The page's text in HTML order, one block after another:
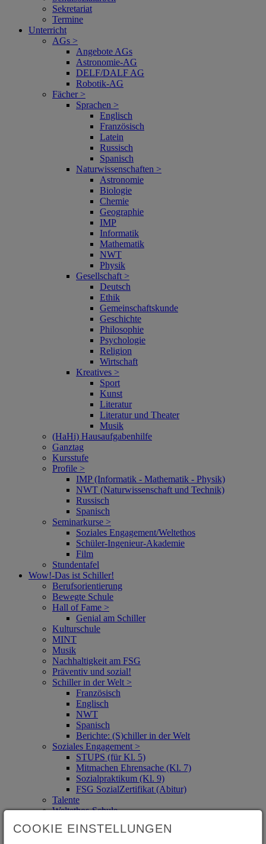
Sekretariat
Termine
Unterricht
AGs >
Angebote AGs
Astronomie-AG
DELF/DALF AG
Robotik-AG
Fächer >
Sprachen >
Englisch
Französisch
Latein
Russisch
Spanisch
Naturwissenschaften >
Astronomie
Biologie
Chemie
Geographie
IMP
Informatik
Mathematik
NWT
Physik
Gesellschaft >
Deutsch
Ethik
Gemeinschaftskunde
Geschichte
Philosophie
Psychologie
Religion
Wirtschaft
Kreatives >
Sport
Kunst
Literatur
Literatur und Theater
Musik
(HaHi) Hausaufgabenhilfe
Ganztag
Kursstufe
Profile >
IMP (Informatik - Mathematik - Physik)
NWT (Naturwissenschaft und Technik)
Russisch
Spanisch
Seminarkurse >
Soziales Engagement/Weltethos
Schüler-Ingenieur-Akademie
Film
Stundentafel
Wow!‑Das ist Schiller!
Berufsorientierung
Bewegte Schule
Hall of Fame >
Genial am Schiller
Kulturschule
MINT
Musik
Nachhaltigkeit am FSG
Präventiv und sozial!
Schiller in der Welt >
Französisch
Englisch
NWT
Spanisch
Berichte: (S)chiller in der Welt
Soziales Engagement >
STUPS (für Kl. 5)
Mitmachen Ehrensache (Kl. 7)
Sozialpraktikum (Kl. 9)
FSG SozialZertifikat (Abitur)
Talente
Weltethos-Schule
Schul.Cloud - Knigge (Nutzungsregeln für den
COOKIE EINSTELLUNGEN